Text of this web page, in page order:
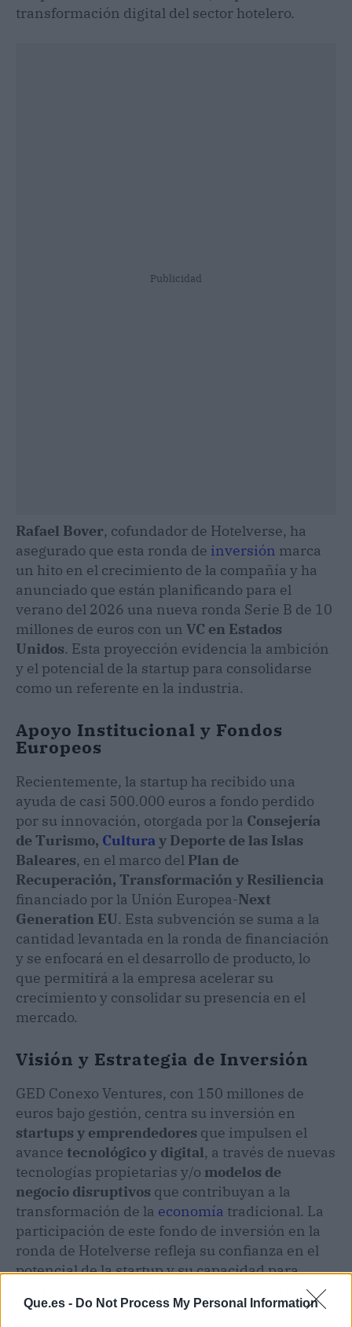
Que.es - Do Not Process My Personal Information
transformación digital del sector hotelero.
Publicidad
Rafael Bover, cofundador de Hotelverse, ha
asegurado que esta ronda de inversión marca
un hito en el crecimiento de la compañía y ha
anunciado que están planificando para el
verano del 2026 una nueva ronda Serie B de 10
millones de euros con un VC en Estados
Unidos. Esta proyección evidencia la ambición
y el potencial de la startup para consolidarse
como un referente en la industria.
Apoyo Institucional y Fondos
Europeos
Recientemente, la startup ha recibido una
ayuda de casi 500.000 euros a fondo perdido
por su innovación, otorgada por la Consejería
de Turismo, Cultura y Deporte de las Islas
Baleares, en el marco del Plan de
Recuperación, Transformación y Resiliencia
financiado por la Unión Europea-Next
Generation EU. Esta subvención se suma a la
cantidad levantada en la ronda de financiación
y se enfocará en el desarrollo de producto, lo
que permitirá a la empresa acelerar su
crecimiento y consolidar su presencia en el
mercado.
Visión y Estrategia de Inversión
GED Conexo Ventures, con 150 millones de
euros bajo gestión, centra su inversión en
startups y emprendedores que impulsen el
avance tecnológico y digital, a través de nuevas
tecnologías propietarias y/o modelos de
negocio disruptivos que contribuyan a la
transformación de la economía tradicional. La
participación de este fondo de inversión en la
ronda de Hotelverse refleja su confianza en el
potencial de la startup y su capacidad para